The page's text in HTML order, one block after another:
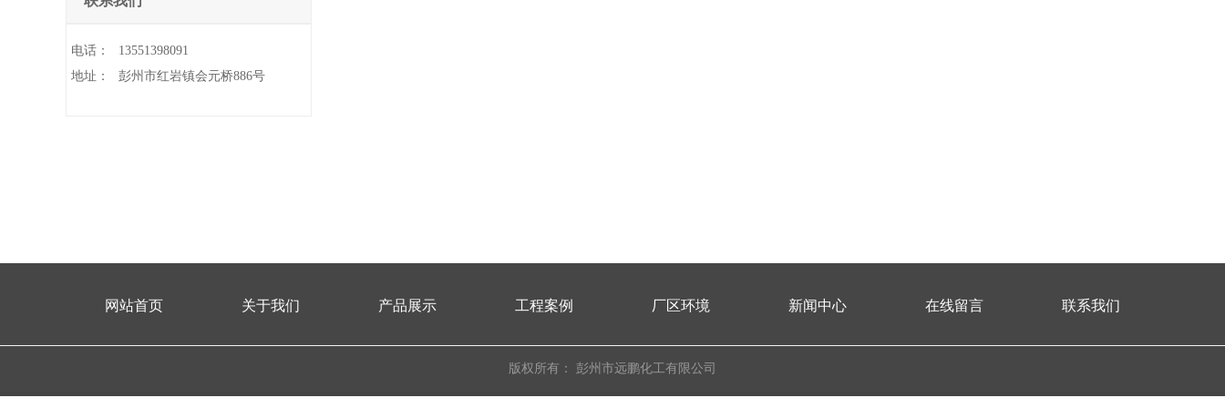
电话：
13551398091
地址：
彭州市红岩镇会元桥886号
网站首页 关于我们 产品展示 工程案例 厂区环境 新闻中心 在线留言 联系我们
版权所有： 彭州市远鹏化工有限公司